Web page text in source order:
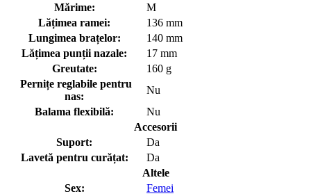
Mărime:
M
Lățimea ramei:
136 mm
Lungimea brațelor:
140 mm
Lățimea punții nazale:
17 mm
Greutate:
160 g
Pernițe reglabile pentru
nas:
Nu
Balama flexibilă:
Nu
Accesorii
Suport:
Da
Lavetă pentru curățat:
Da
Altele
Sex:
Femei